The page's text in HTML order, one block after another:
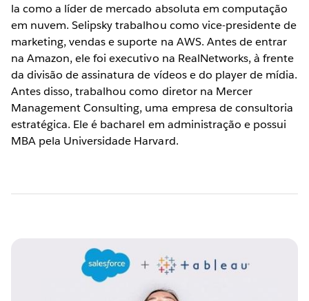
la como a líder de mercado absoluta em computação
em nuvem. Selipsky trabalhou como vice-presidente de
marketing, vendas e suporte na AWS. Antes de entrar
na Amazon, ele foi executivo na RealNetworks, à frente
da divisão de assinatura de vídeos e do player de mídia.
Antes disso, trabalhou como diretor na Mercer
Management Consulting, uma empresa de consultoria
estratégica. Ele é bacharel em administração e possui
MBA pela Universidade Harvard.